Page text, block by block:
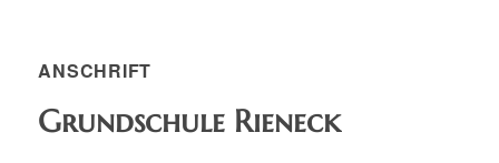
ANSCHRIFT
Grundschule Rieneck